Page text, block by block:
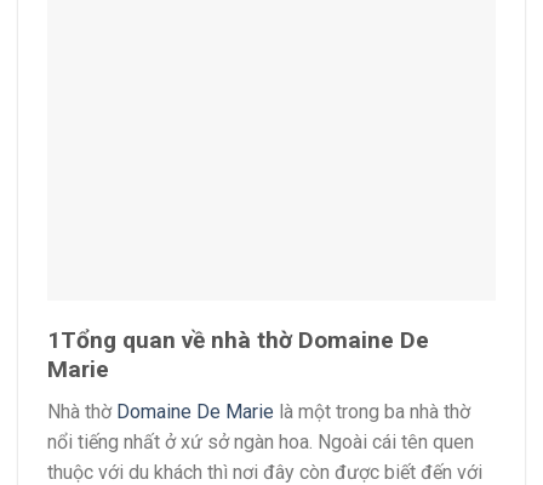
1Tổng quan về nhà thờ Domaine De
Marie
Nhà thờ Domaine De Marie là một trong ba nhà thờ
nổi tiếng nhất ở xứ sở ngàn hoa. Ngoài cái tên quen
thuộc với du khách thì nơi đây còn được biết đến với